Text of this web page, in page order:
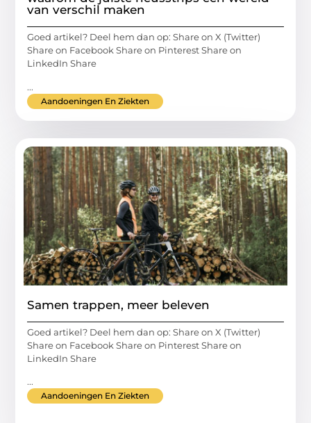
van verschil maken
Goed artikel? Deel hem dan op: Share on X (Twitter)
Share on Facebook Share on Pinterest Share on
LinkedIn Share
...
Aandoeningen En Ziekten
Samen trappen, meer beleven
Goed artikel? Deel hem dan op: Share on X (Twitter)
Share on Facebook Share on Pinterest Share on
LinkedIn Share
...
Aandoeningen En Ziekten